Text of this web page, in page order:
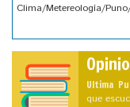
Clima/Metereología/
Ultima
que